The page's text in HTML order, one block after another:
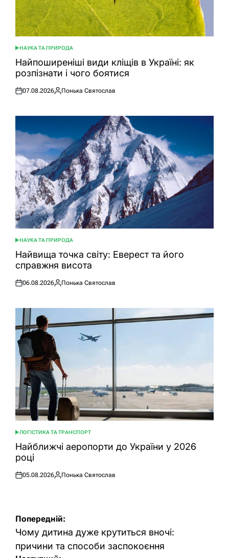
ОПУБЛІКУВАТИ
У
НАУКА ТА ПРИРОДА
Найпоширеніші види кліщів в Україні: як
розпізнати і чого боятися
Оприлюднено
07.08.2026
Опубліковано
Понька Святослав
ОПУБЛІКУВАТИ
У
НАУКА ТА ПРИРОДА
Найвища точка світу: Еверест та його
справжня висота
Оприлюднено
06.08.2026
Опубліковано
Понька Святослав
ОПУБЛІКУВАТИ
У
ЛОГІСТИКА ТА ТРАНСПОРТ
Найближчі аеропорти до України у 2026
році
Оприлюднено
05.08.2026
Опубліковано
Понька Святослав
Навігація
записів
Попередній:
Чому дитина дуже крутиться вночі:
причини та способи заспокоєння